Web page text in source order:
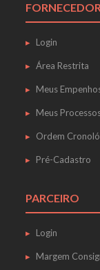
FORNECEDOR
Login
Área Restrita
Meus
Meus
Ordem
Pré-Cadastro
PARCEIRO
Login
Margem